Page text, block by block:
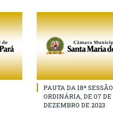
PAUTA DA 18ª SESSÃO
ORDINÁRIA, DE 07 DE
DEZEMBRO DE 2023